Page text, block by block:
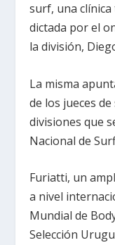
surf, una
dictada por el
la división,
La misma
de los jueces
divisiones que
Nacional de
Furiatti, un
a nivel
Mundial de
Selección